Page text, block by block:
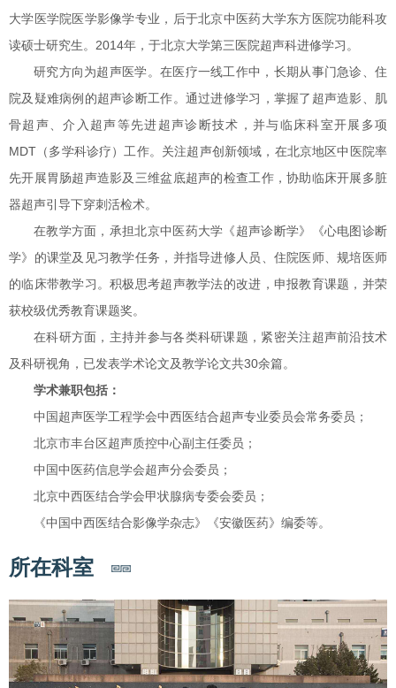
大学医学院医学影像学专业，后于北京中医药大学东方医院功能科攻
读硕士研究生。2014年，于北京大学第三医院超声科进修学习。
研究方向为超声医学。在医疗一线工作中，长期从事门急诊、住
院及疑难病例的超声诊断工作。通过进修学习，掌握了超声造影、肌
骨超声、介入超声等先进超声诊断技术，并与临床科室开展多项
MDT（多学科诊疗）工作。关注超声创新领域，在北京地区中医院率
先开展胃肠超声造影及三维盆底超声的检查工作，协助临床开展多脏
器超声引导下穿刺活检术。
在教学方面，承担北京中医药大学《超声诊断学》《心电图诊断
学》的课堂及见习教学任务，并指导进修人员、住院医师、规培医师
的临床带教学习。积极思考超声教学法的改进，申报教育课题，并荣
获校级优秀教育课题奖。
在科研方面，主持并参与各类科研课题，紧密关注超声前沿技术
及科研视角，已发表学术论文及教学论文共30余篇。
学术兼职包括：
中国超声医学工程学会中西医结合超声专业委员会常务委员；
北京市丰台区超声质控中心副主任委员；
中国中医药信息学会超声分会委员；
北京中西医结合学会甲状腺病专委会委员；
《中国中西医结合影像学杂志》《安徽医药》编委等。
所在科室